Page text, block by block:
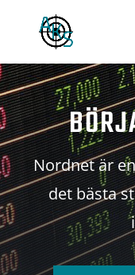
Nordnet är
det bästa